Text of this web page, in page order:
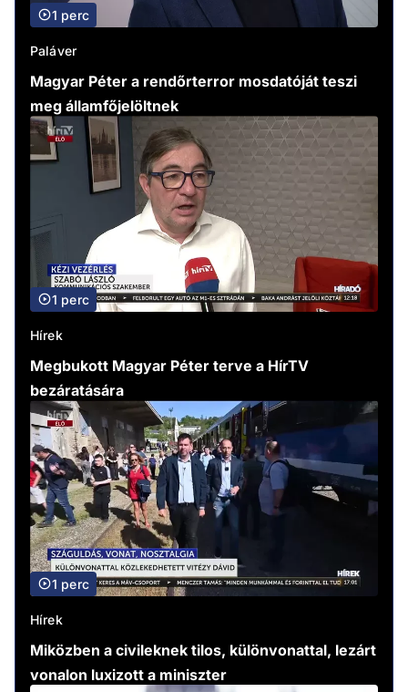
1 perc
Paláver
Magyar Péter a rendőrterror mosdatóját teszi
meg államfőjelöltnek
1 perc
Hírek
Megbukott Magyar Péter terve a HírTV
bezáratására
1 perc
Hírek
Miközben a civileknek tilos, különvonattal, lezárt
vonalon luxizott a miniszter